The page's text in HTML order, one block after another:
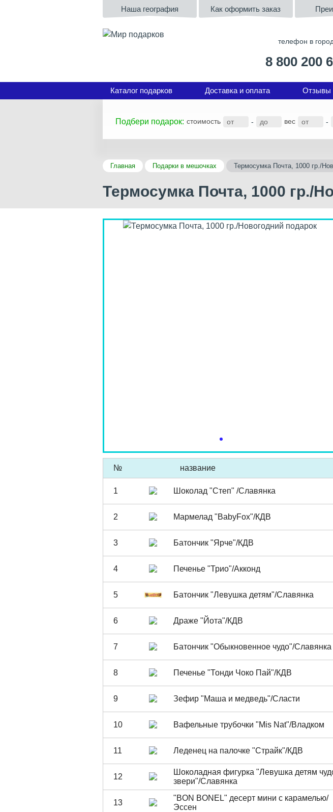
Наша география Как оформить заказ
телефон в
8 800 200
Каталог подарков Доставка и оплата Отзывы
Подбери подарок: стоимость - вес -
Главная Подарки в мешочках Термосумка Почта, 1000 гр./
Термосумка Почта, 1000 гр./
№ название
1 Шоколад "Степ" /Славянка
2 Мармелад "BabyFox"/КДВ
3 Батончик "Ярче"/КДВ
4 Печенье "Трио"/Акконд
5 Батончик "Левушка детям"/Славянка
6 Драже "Йота"/КДВ
7 Батончик "Обыкновенное чудо"/Славянка
8 Печенье "Тонди Чоко Пай"/КДВ
9 Зефир "Маша и медведь"/Сласти
10 Вафельные трубочки "Mis Nat"/Владком
11 Леденец на палочке "Страйк"/КДВ
12
Шоколадная фигурка "Левушка детям
звери"/Славянка
13
"BON BONEL" десерт мини с карамелью/
Эссен